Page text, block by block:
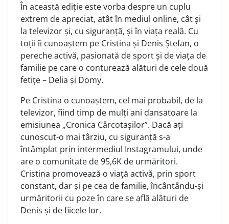
În această ediție este vorba despre un cuplu
extrem de apreciat, atât în mediul online, cât și
la televizor și, cu siguranță, și în viața reală. Cu
toții îi cunoaștem pe Cristina și Denis Ștefan, o
pereche activă, pasionată de sport și de viața de
familie pe care o conturează alături de cele două
fetițe – Delia și Domy.
Pe Cristina o cunoaștem, cel mai probabil, de la
televizor, fiind timp de mulți ani dansatoare la
emisiunea „Cronica Cârcotașilor”. Dacă ați
cunoscut-o mai târziu, cu siguranță s-a
întâmplat prin intermediul Instagramului, unde
are o comunitate de 95,6K de urmăritori.
Cristina promovează o viață activă, prin sport
constant, dar și pe cea de familie, încântându-și
urmăritorii cu poze în care se află alături de
Denis și de fiicele lor.